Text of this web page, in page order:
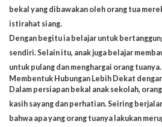
bekal yang dibawakan oleh orang tua
istirahat siang.
Dengan begitu ia belajar untuk
sendiri. Selain itu, anak juga belajar
untuk pulang dan menghargai orang tuanya.
Membentuk Hubungan Lebih Dekat
Dalam persiapan bekal anak sekolah,
kasih sayang dan perhatian. Seiring
bahwa apa yang orang tuanya lakukan